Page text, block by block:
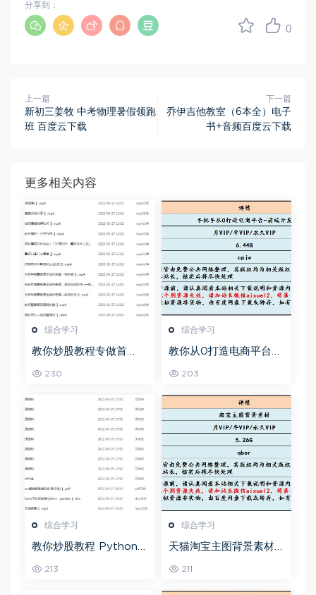
0
分享到：
上一篇
新初三姜牧 中考物理暑假领跑
班 百度云下载
下一篇
乔伊吉他教室（6本全）电子
书+音频百度云下载
更多相关内容
综合学习
教你炒股教程专做首
230
综合学习
教你从0打造电商平台前
资源打包下载
203
综合学习
教你炒股教程 Python
网盘资源打包下载
213
综合学习
天猫淘宝主图背景素材
源打包下载
211